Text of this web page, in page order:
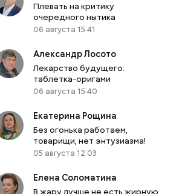
Плевать на критику
очередного нытика
06 августа 15:41
Александр Лосото
Лекарство будущего:
таблетка-оригами
06 августа 15:40
Екатерина Рощина
Без огонька работаем,
товарищи, нет энтузиазма!
05 августа 12:03
Елена Соломатина
В жару лучше не есть жирную